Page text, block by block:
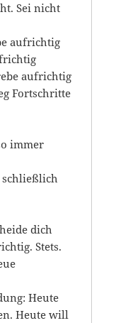
Sei nicht
aufrichtig
aufrichtig
Fortschritte
immer
schließlich
dich
Stets.
Heute
Heute will